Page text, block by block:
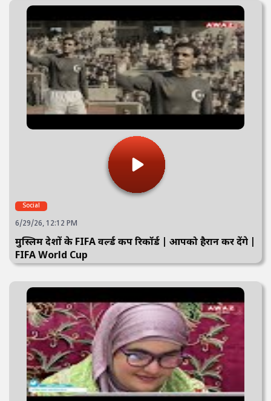
Social
6/29/26, 12:12 PM
मुस्लिम देशों के FIFA वर्ल्ड कप रिकॉर्ड | आपको हैरान कर देंगे |
FIFA World Cup